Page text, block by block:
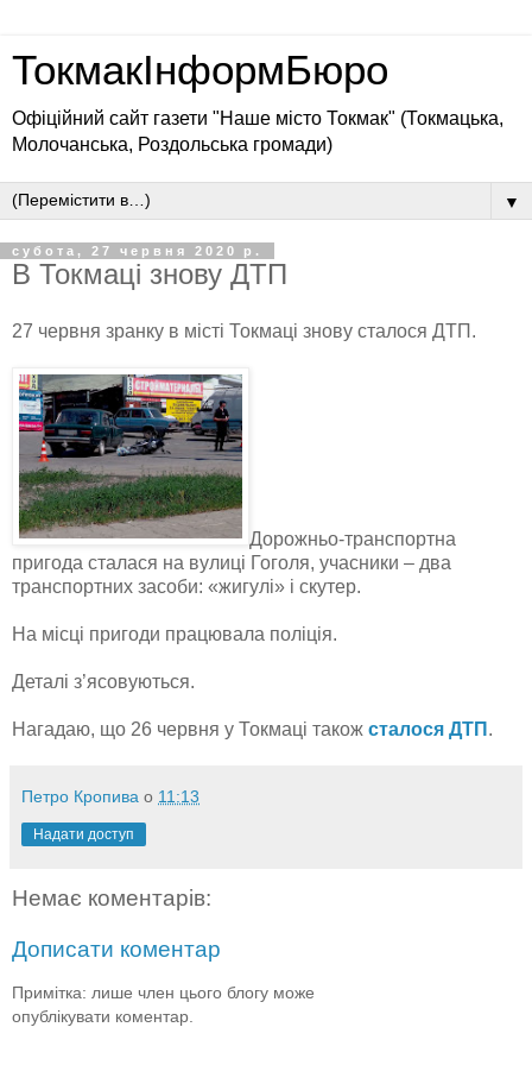
ТокмакІнформБюро
Офіційний сайт газети "Наше місто Токмак" (Токмацька,
Молочанська, Роздольська громади)
▼
субота, 27 червня 2020 р.
В Токмаці знову ДТП
27 червня зранку в місті Токмаці знову сталося ДТП.
Дорожньо-транспортна
пригода сталася на вулиці Гоголя, учасники – два
транспортних засоби: «жигулі» і скутер.
На місці пригоди працювала поліція.
Деталі з’ясовуються.
Нагадаю, що 26 червня у Токмаці також сталося ДТП .
Петро Кропива о 11:13
Надати доступ
Немає коментарів:
Дописати коментар
Примітка: лише член цього блогу може
опублікувати коментар.